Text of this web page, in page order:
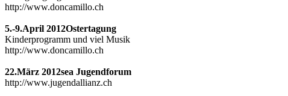
http://www.doncamillo.ch
5.-9.April 2012Ostertagung
Kinderprogramm und viel Musik
http://www.doncamillo.ch
22.März 2012sea Jugendforum
http://www.jugendallianz.ch